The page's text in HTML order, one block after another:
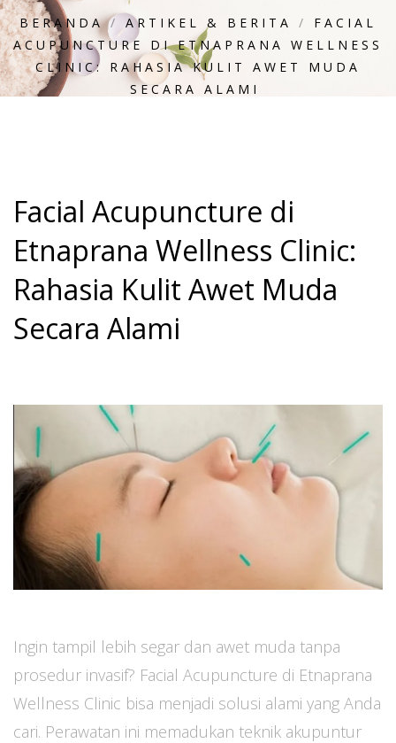
BERANDA / ARTIKEL & BERITA / FACIAL
ACUPUNCTURE DI ETNAPRANA WELLNESS
CLINIC: RAHASIA KULIT AWET MUDA
SECARA ALAMI
Facial Acupuncture di
Etnaprana Wellness Clinic:
Rahasia Kulit Awet Muda
Secara Alami
Ingin tampil lebih segar dan awet muda tanpa
prosedur invasif? Facial Acupuncture di Etnaprana
Wellness Clinic bisa menjadi solusi alami yang Anda
cari. Perawatan ini memadukan teknik akupuntur